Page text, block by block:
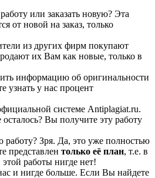
или заказать новую? Эта
от новой на заказ, только
из других фирм покупают
их Вам как новые, только в
информацию об оригинальности
узнать у нас процент
системе Аntiplagiat.ru.
Вы получите эту работу
работу? Зря. Да, это уже полностью
представлен только её план, т.е. в
работы нигде нет!
и нигде больше. Если Вы найдете